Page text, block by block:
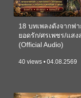
18 บทเพลงดังจากฟ
ยอดรัก/ศรเพชร/แสง
(Official Audio)
40 views • 04.08.2569